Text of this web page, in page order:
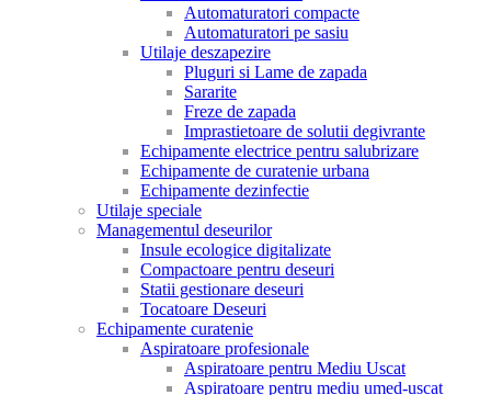
Automaturatori compacte
Automaturatori pe sasiu
Utilaje deszapezire
Pluguri si Lame de zapada
Sararite
Freze de zapada
Imprastietoare de solutii degivrante
Echipamente electrice pentru salubrizare
Echipamente de curatenie urbana
Echipamente dezinfectie
Utilaje speciale
Managementul deseurilor
Insule ecologice digitalizate
Compactoare pentru deseuri
Statii gestionare deseuri
Tocatoare Deseuri
Echipamente curatenie
Aspiratoare profesionale
Aspiratoare pentru Mediu Uscat
Aspiratoare pentru mediu umed-uscat